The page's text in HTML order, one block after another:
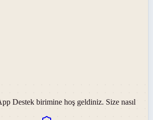
Destek birimine hoş geldiniz. Size nasıl